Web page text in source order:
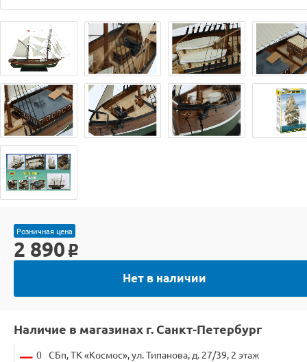
Розничная цена
2 890 o
Нет в наличии
Наличие в магазинах г. Санкт-Петербург
0 СБп, ТК «Космос», ул. Типанова, д. 27/39, 2 этаж